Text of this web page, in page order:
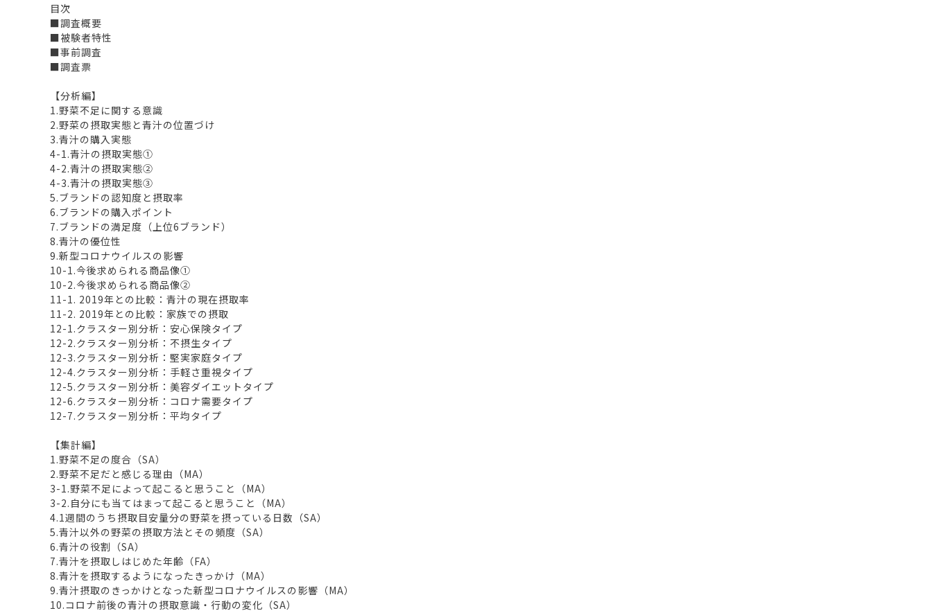
目次
■調査概要
■被験者特性
■事前調査
■調査票
【分析編】
1.野菜不足に関する意識
2.野菜の摂取実態と青汁の位置づけ
3.青汁の購入実態
4-1.青汁の摂取実態①
4-2.青汁の摂取実態②
4-3.青汁の摂取実態③
5.ブランドの認知度と摂取率
6.ブランドの購入ポイント
7.ブランドの満足度（上位6ブランド）
8.青汁の優位性
9.新型コロナウイルスの影響
10-1.今後求められる商品像①
10-2.今後求められる商品像②
11-1. 2019年との比較：青汁の現在摂取率
11-2. 2019年との比較：家族での摂取
12-1.クラスター別分析：安心保険タイプ
12-2.クラスター別分析：不摂生タイプ
12-3.クラスター別分析：堅実家庭タイプ
12-4.クラスター別分析：手軽さ重視タイプ
12-5.クラスター別分析：美容ダイエットタイプ
12-6.クラスター別分析：コロナ需要タイプ
12-7.クラスター別分析：平均タイプ
【集計編】
1.野菜不足の度合（SA）
2.野菜不足だと感じる理由（MA）
3-1.野菜不足によって起こると思うこと（MA）
3-2.自分にも当てはまって起こると思うこと（MA）
4.1週間のうち摂取目安量分の野菜を摂っている日数（SA）
5.青汁以外の野菜の摂取方法とその頻度（SA）
6.青汁の役割（SA）
7.青汁を摂取しはじめた年齢（FA）
8.青汁を摂取するようになったきっかけ（MA）
9.青汁摂取のきっかけとなった新型コロナウイルスの影響（MA）
10.コロナ前後の青汁の摂取意識・行動の変化（SA）